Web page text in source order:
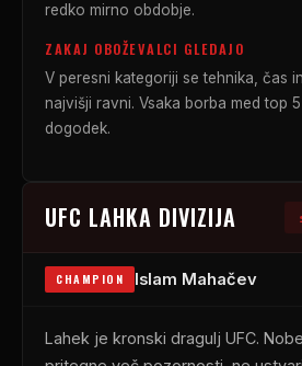
redko mirno obdobje.
ZAKAJ OBOŽEVALCI GLEDAJO
V peresni kategoriji se tehnika, čas
najvišji ravni. Vsaka borba med top
dogodek.
UFC LAHKA DIVIZIJA
CHAMPION Islam Mahačev
Lahek je kronski dragulj UFC.